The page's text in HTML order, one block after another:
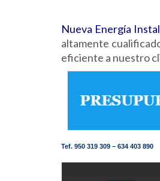
Nueva Energía
altamente
eficiente a nuestro
Tef. 950 319 309 – 634 403 890